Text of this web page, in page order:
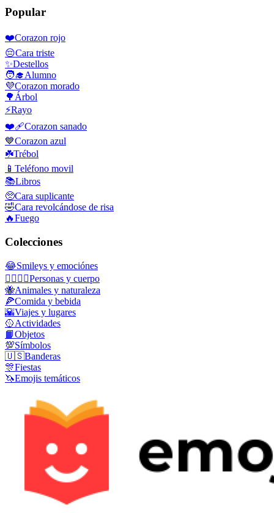
Popular
❤️Corazon rojo
😔Cara triste
✨Destellos
🧑‍🎓Alumno
💜Corazon morado
🌳 Árbol
⚡Rayo
❤️‍🩹Corazon sanado
💙Corazon azul
☘️Trébol
📱 Teléfono movil
📚Libros
🥺Cara suplicante
🤣Cara revolcándose de risa
🔥Fuego
Colecciones
😂Smileys y emociónes
👩‍❤️‍💋‍👨Personas y cuerpo
🐝Animales y naturaleza
🍕Comida y bebida
🌇Viajes y lugares
🥎Actividades
📙Objetos
💯Símbolos
🇺🇸Banderas
🎊Fiestas
🦄Emojis temáticos